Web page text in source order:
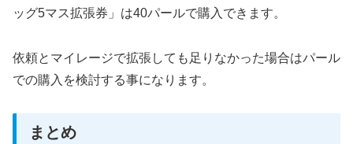
ッグ5マス拡張券」は40パールで購入できます。
依頼とマイレージで拡張しても足りなかった場合はパール
での購入を検討する事になります。
まとめ